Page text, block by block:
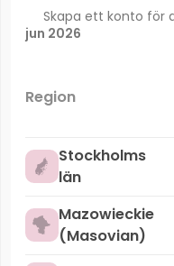
Skapa ett konto för
jun 2026
Region
Stockholms
län
Mazowieckie
(Masovian)